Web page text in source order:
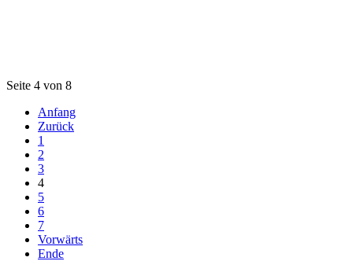
Seite 4 von 8
Anfang
Zurück
1
2
3
4
5
6
7
Vorwärts
Ende